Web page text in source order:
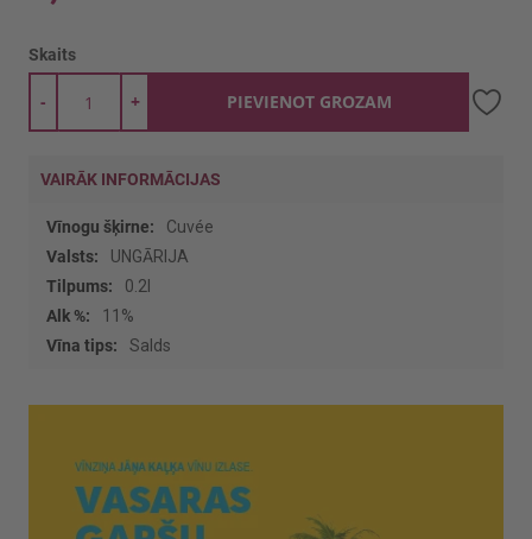
Skaits
+
- PIEVIENOT GROZAM
VAIRĀK INFORMĀCIJAS
Vairāk
informācijas
Cuvée
UNGĀRIJA
0.2l
11%
Salds